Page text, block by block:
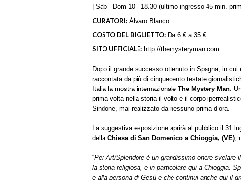
| Sab - Dom 10 - 18.30 (ultimo ingresso 45 min.
CURATORI: Álvaro Blanco
COSTO DEL BIGLIETTO: Da 6 € a 35 €
SITO UFFICIALE: http://themysteryman.com
Dopo il grande successo ottenuto in Spagna, in
raccontata da più di cinquecento testate
Italia la mostra internazionale The Mystery Man.
prima volta nella storia il volto e il corpo
Sindone, mai realizzato da nessuno prima d’ora.
La suggestiva esposizione aprirà al pubblico il 31
della Chiesa di San Domenico a Chioggia, (VE),
“Per ArtiSplendore è un grandissimo onore svelare
la storia religiosa, e in particolare qui a Chioggia.
e alla persona di Gesù e che continui anche qui il